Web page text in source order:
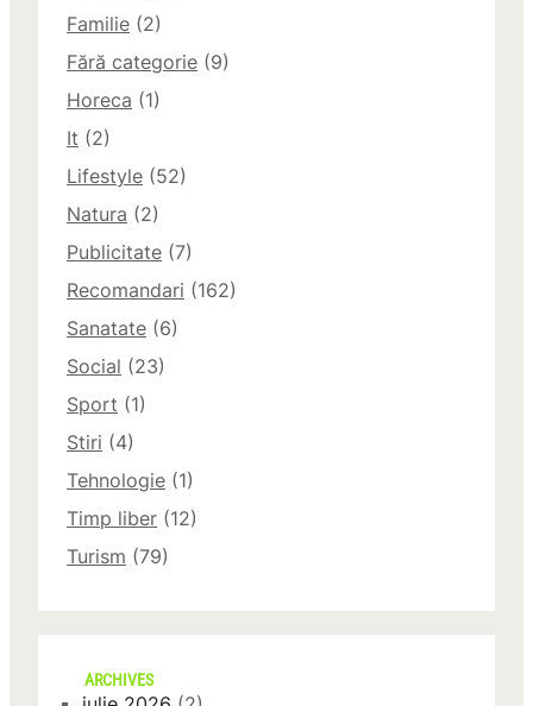
Familie (2)
Fără categorie (9)
Horeca (1)
It (2)
Lifestyle (52)
Natura (2)
Publicitate (7)
Recomandari (162)
Sanatate (6)
Social (23)
Sport (1)
Stiri (4)
Tehnologie (1)
Timp liber (12)
Turism (79)
ARCHIVES